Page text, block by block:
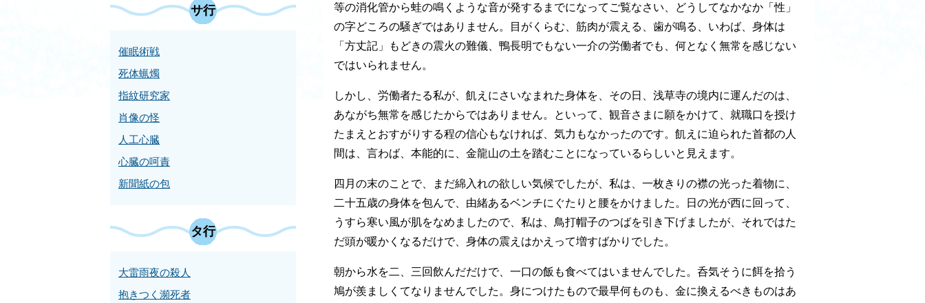
等の消化管から蛙の鳴くような音が発するまでになってご覧なさい、どうしてなかなか「性」
の字どころの騒ぎではありません。目がくらむ、筋肉が震える、歯が鳴る、いわば、身体は
「方丈記」もどきの震火の難儀、鴨長明でもない一介の労働者でも、何となく無常を感じない
ではいられません。
しかし、労働者たる私が、飢えにさいなまれた身体を、その日、浅草寺の境内に運んだのは、
あながち無常を感じたからではありません。といって、観音さまに願をかけて、就職口を授け
たまえとおすがりする程の信心もなければ、気力もなかったのです。飢えに迫られた首都の人
間は、言わば、本能的に、金龍山の土を踏むことになっているらしいと見えます。
四月の末のことで、まだ綿入れの欲しい気候でしたが、私は、一枚きりの襟の光った着物に、
二十五歳の身体を包んで、由緒あるベンチにぐたりと腰をかけました。日の光が西に回って、
うすら寒い風が肌をなめましたので、私は、鳥打帽子のつばを引き下げましたが、それではた
だ頭が暖かくなるだけで、身体の震えはかえって増すばかりでした。
朝から水を二、三回飲んだだけで、一口の飯も食べてはいませんでした。呑気そうに餌を拾う
鳩が羨ましくてなりませんでした。身につけたもので最早何ものも、金に換えるべきものはあ
サ行
催眠術戦
死体蝋燭
指紋研究家
肖像の怪
人工心臓
心臓の呵責
新聞紙の包
タ行
大雷雨夜の殺人
抱きつく瀕死者